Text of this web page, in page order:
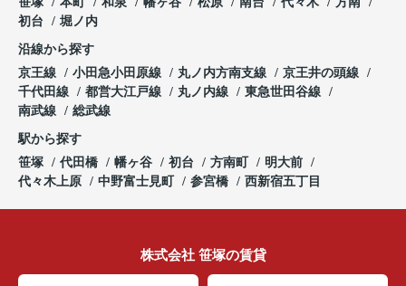
初台
堀ノ内
沿線から探す
京王線
小田急小田原線 丸ノ内方南支線
京王井の頭線
千代田線
都営大江戸線 丸ノ内線
東急世田谷線
南武線
総武線
駅から探す
笹塚
代田橋 幡ヶ谷 初台 方南町
明大前
代々木上原
中野富士見町 参宮橋 西新宿五丁目
株式会社 笹塚の賃貸